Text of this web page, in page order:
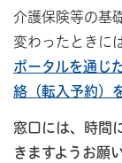
介護保険等の基
変わったときに
ポータルを通じ
絡（転入予約）
窓口には、時間
きますようお願